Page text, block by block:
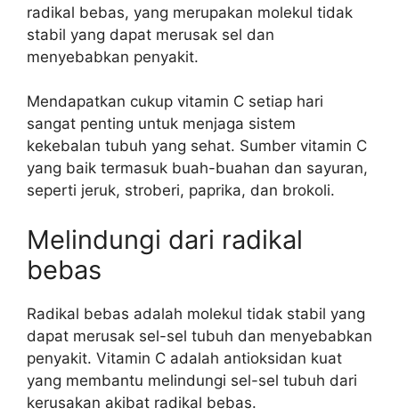
radikal bebas, yang merupakan molekul tidak
stabil yang dapat merusak sel dan
menyebabkan penyakit.
Mendapatkan cukup vitamin C setiap hari
sangat penting untuk menjaga sistem
kekebalan tubuh yang sehat. Sumber vitamin C
yang baik termasuk buah-buahan dan sayuran,
seperti jeruk, stroberi, paprika, dan brokoli.
Melindungi dari radikal
bebas
Radikal bebas adalah molekul tidak stabil yang
dapat merusak sel-sel tubuh dan menyebabkan
penyakit. Vitamin C adalah antioksidan kuat
yang membantu melindungi sel-sel tubuh dari
kerusakan akibat radikal bebas.